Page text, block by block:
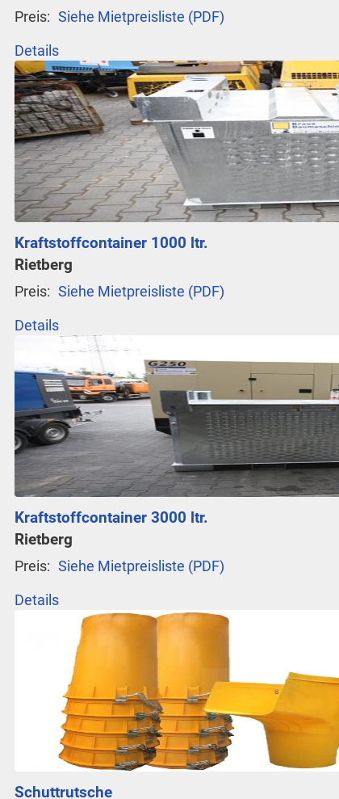
Preis: Siehe Mietpreisliste (PDF)
Details
Kraftstoffcontainer 1000 ltr.
Rietberg
Preis: Siehe Mietpreisliste (PDF)
Details
Kraftstoffcontainer 3000 ltr.
Rietberg
Preis: Siehe Mietpreisliste (PDF)
Details
Schuttrutsche